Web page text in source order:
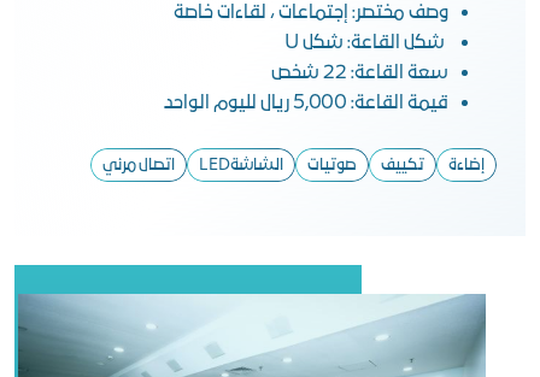
وصف مختصر: إجتماعات ، لقاءات خاصة
شكل القاعة: شكل U
سعة القاعة: 22 شخص
قيمة القاعة: 5,000 ريال لليوم الواحد
إضاءة تكييف صوتيات الشاشةLED اتصال مرئي